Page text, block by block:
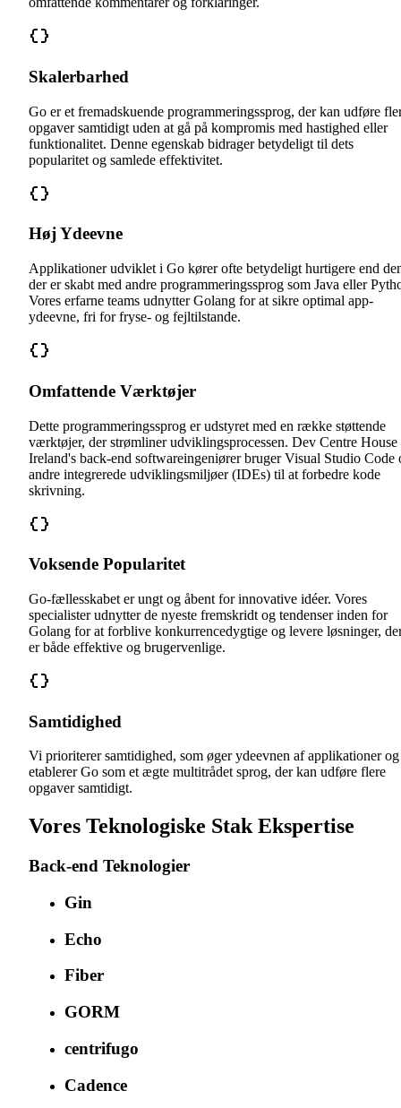
Skalerbarhed
Go er et fremadskuende programmeringssprog, der kan udføre
opgaver samtidigt uden at gå på kompromis med hastighed eller
funktionalitet. Denne egenskab bidrager betydeligt til dets
popularitet og samlede effektivitet.
Høj Ydeevne
Applikationer udviklet i Go kører ofte betydeligt hurtigere end
der er skabt med andre programmeringssprog som Java eller
Vores erfarne teams udnytter Golang for at sikre optimal app-
ydeevne, fri for fryse- og fejltilstande.
Omfattende Værktøjer
Dette programmeringssprog er udstyret med en række støttende
værktøjer, der strømliner udviklingsprocessen. Dev Centre House
Ireland's back-end softwareingeniører bruger Visual Studio Code
andre integrerede udviklingsmiljøer (IDEs) til at forbedre kode
skrivning.
Voksende Popularitet
Go-fællesskabet er ungt og åbent for innovative idéer. Vores
specialister udnytter de nyeste fremskridt og tendenser inden for
Golang for at forblive konkurrencedygtige og levere løsninger,
er både effektive og brugervenlige.
Samtidighed
Vi prioriterer samtidighed, som øger ydeevnen af applikationer og
etablerer Go som et ægte multitrådet sprog, der kan udføre flere
opgaver samtidigt.
Vores Teknologiske Stak Ekspertise
Back-end Teknologier
Gin
Echo
Fiber
GORM
centrifugo
Cadence